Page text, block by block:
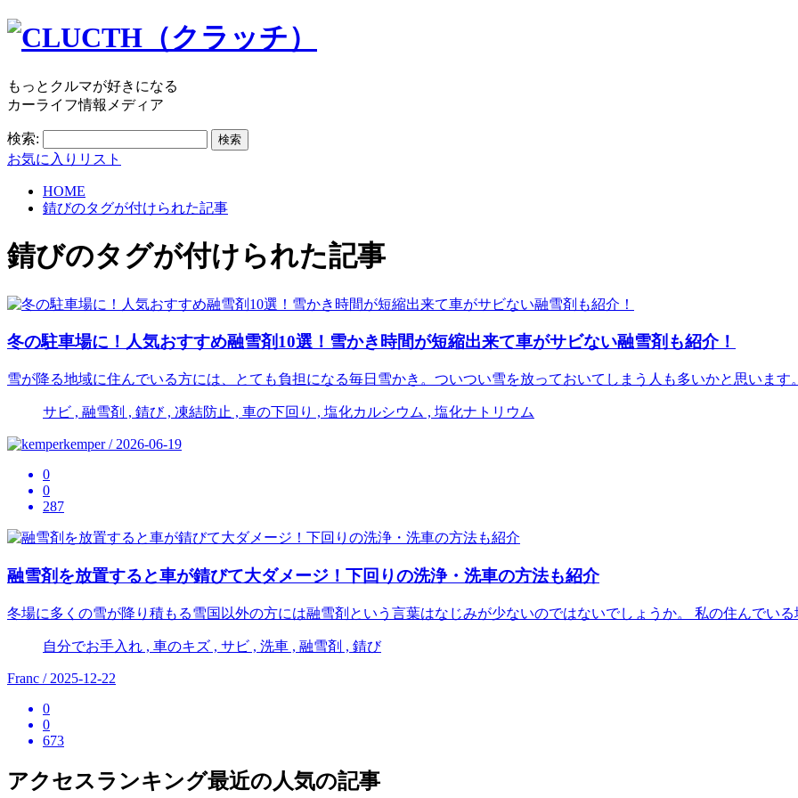
もっとクルマが好きになる
カーライフ情報メディア
検索:
お気に入りリスト
HOME
錆びのタグが付けられた記事
錆びのタグが付けられた記事
冬の駐車場に！人気おすすめ融雪剤10選！雪かき時間が短縮出来て車がサビない融雪剤も紹介！
雪が降る地域に住んでいる方には、とても負担になる毎日雪かき。ついつい雪を放っておいてしまう人も多いかと思いま
サビ , 融雪剤 , 錆び , 凍結防止 , 車の下回り , 塩化カルシウム , 塩化ナトリウム
kemper / 2026-06-19
0
0
287
融雪剤を放置すると車が錆びて大ダメージ！下回りの洗浄・洗車の方法も紹介
冬場に多くの雪が降り積もる雪国以外の方には融雪剤という言葉はなじみが少ないのではないでしょうか。 私の住んでい
自分でお手入れ , 車のキズ , サビ , 洗車 , 融雪剤 , 錆び
Franc / 2025-12-22
0
0
673
アクセスランキング最近の人気の記事